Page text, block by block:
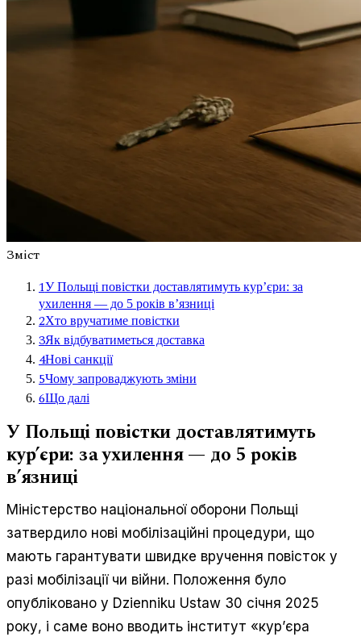
Зміст
1У Польщі повістки доставлятимуть кур’єри: за
ухилення — до 5 років в’язниці
2Хто вручатиме повістки
3Як відбуватиметься доставка
4Нові санкції
5Чому запроваджують зміни
6Що далі
У Польщі повістки доставлятимуть
кур’єри: за ухилення — до 5 років
в’язниці
Міністерство національної оборони Польщі
затвердило нові мобілізаційні процедури, що
мають гарантувати швидке вручення повісток у
разі мобілізації чи війни. Положення було
опубліковано у Dzienniku Ustaw 30 січня 2025
року, і саме воно вводить інститут «кур’єра